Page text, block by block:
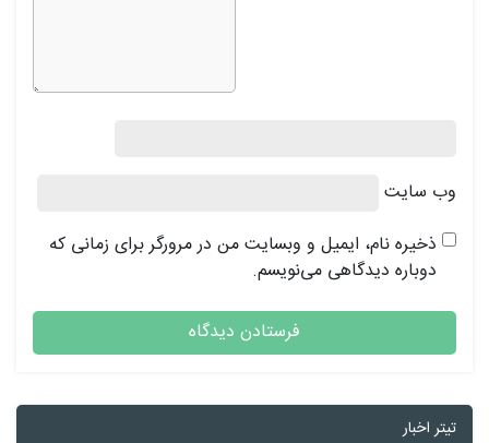
وب‌ سایت
ذخیره نام، ایمیل و وبسایت من در مرورگر برای زمانی که
دوباره دیدگاهی می‌نویسم.
تیتر اخبار